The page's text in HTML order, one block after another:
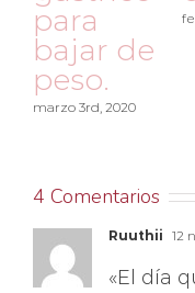
2019
abril 26th, 2020
Ruuthii 12
«El día
sobre la